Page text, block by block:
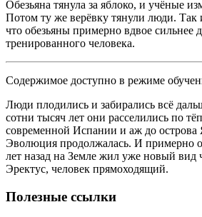
Обезьяна тянула за яблоко, и учёные
Потом ту же верёвку тянули люди. Так
что обезьяны примерно вдвое сильнее
тренированного человека.
Содержимое доступно в режиме
Люди плодились и забирались всё
сотни тысяч лет они расселились по
современной Испании и аж до
Эволюция продолжалась. И примерно
лет назад на Земле жил уже новый вид
Эректус, человек прямоходящий.
Полезные ссылки